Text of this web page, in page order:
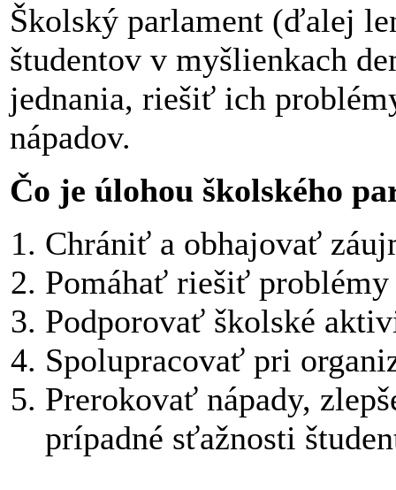
Školský parlament (ďalej
študentov v myšlienkach
jednania, riešiť ich
nápadov.
Čo je úlohou školského
Chrániť a obhajovať
Pomáhať riešiť problémy
Podporovať školské
Spolupracovať pri
Prerokovať nápady,
prípadné sťažnosti